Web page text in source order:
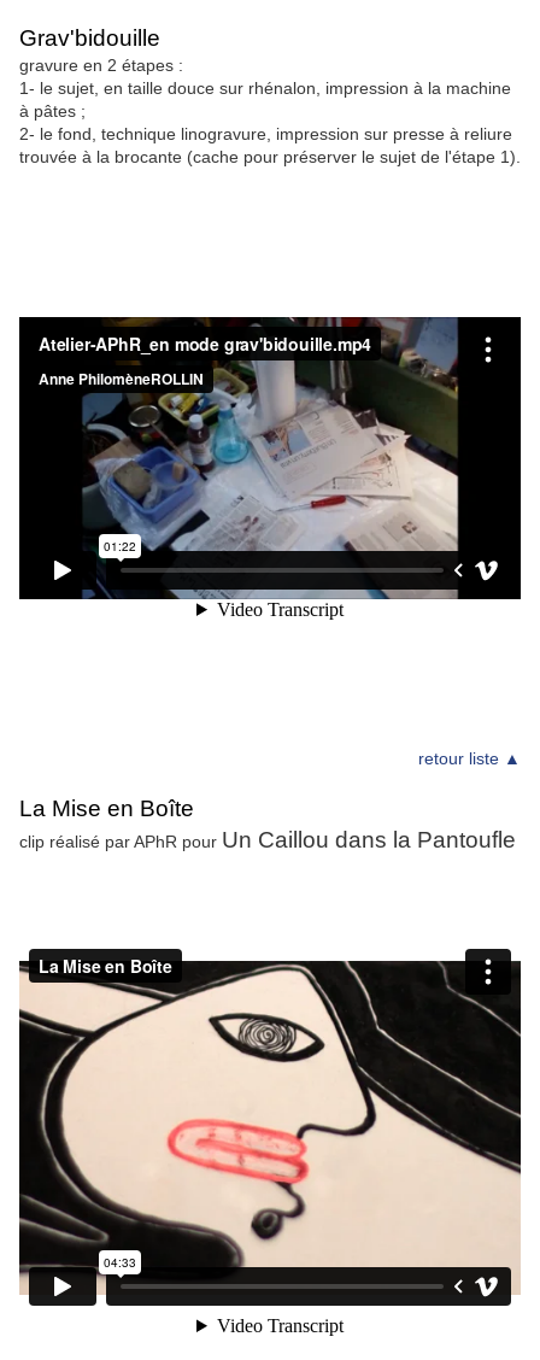
Grav'bidouille
gravure en 2 étapes :
1- le sujet, en taille douce sur rhénalon, impression à la machine
à pâtes ;
2- le fond, technique linogravure, impression sur presse à reliure
trouvée à la brocante (cache pour préserver le sujet de l'étape 1).
retour liste ▲
La Mise en Boîte
clip réalisé par APhR pour Un Caillou dans la Pantoufle